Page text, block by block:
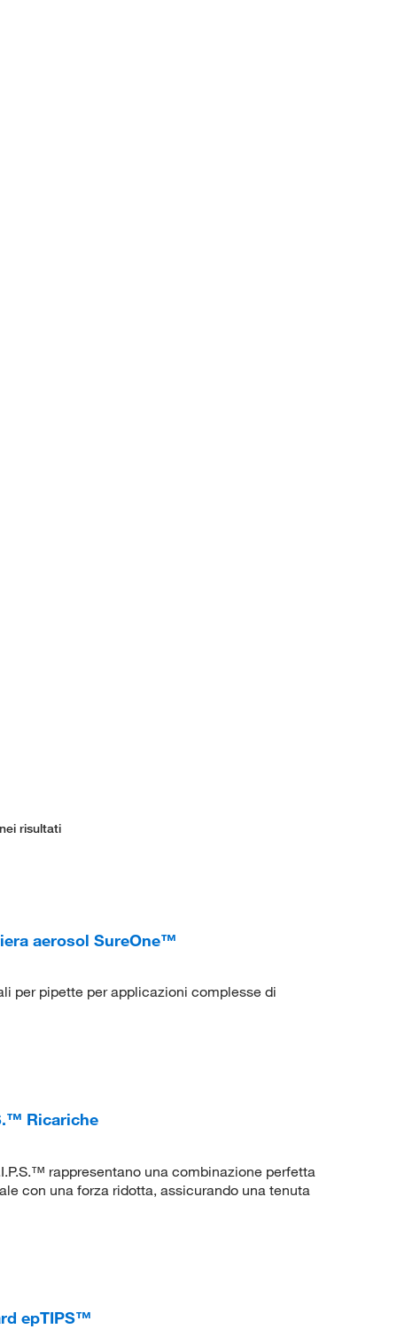
risultati
aerosol SureOne™
per pipette per applicazioni complesse di
Ricariche
rappresentano una combinazione perfetta
con una forza ridotta, assicurando una tenuta
epTIPS™